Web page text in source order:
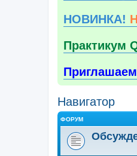
НОВИНКА!
Практикум
Навигатор
ФОРУМ